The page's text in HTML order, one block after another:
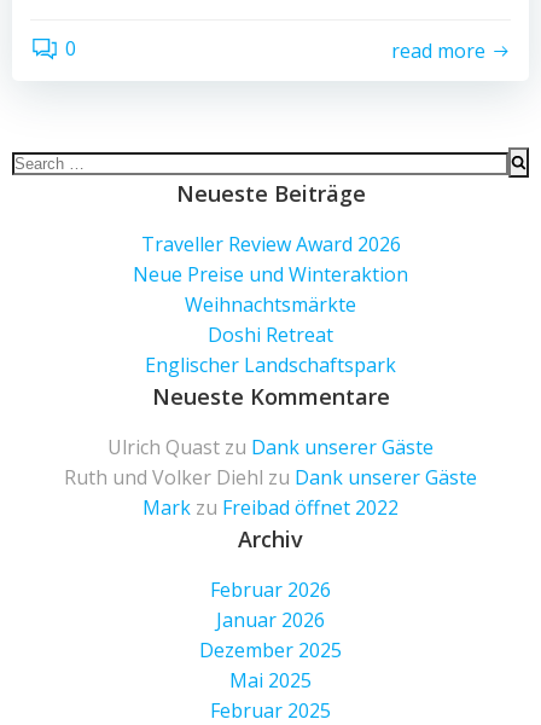
0 read more
Search
Neueste Beiträge
Traveller Review Award 2026
Neue Preise und Winteraktion
Weihnachtsmärkte
Doshi Retreat
Englischer Landschaftspark
Neueste Kommentare
Ulrich Quast zu Dank unserer Gäste
Ruth und Volker Diehl zu Dank unserer Gäste
Mark zu Freibad öffnet 2022
Archiv
Februar 2026
Januar 2026
Dezember 2025
Mai 2025
Februar 2025